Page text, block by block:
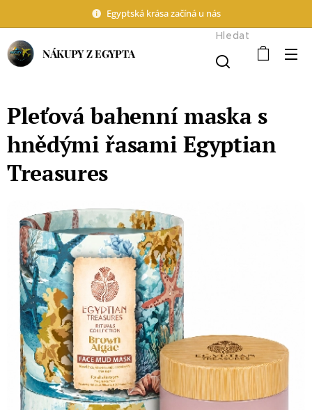
Egyptská krása začíná u nás
NÁKUPY Z EGYPTA
Hledat
Pleťová bahenní maska s
hnědými řasami Egyptian
Treasures